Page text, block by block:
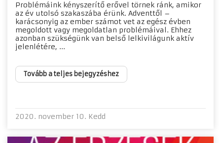
Problémáink kényszerítő erővel törnek ránk, amikor
az év utolsó szakaszába érünk. Adventtől –
karácsonyig az ember számot vet az egész évben
megoldott vagy megoldatlan problémáival. Ehhez
azonban szükségünk van belső lelkivilágunk aktív
jelenlétére, ...
Tovább a teljes bejegyzéshez
2020. november 10. Kedd